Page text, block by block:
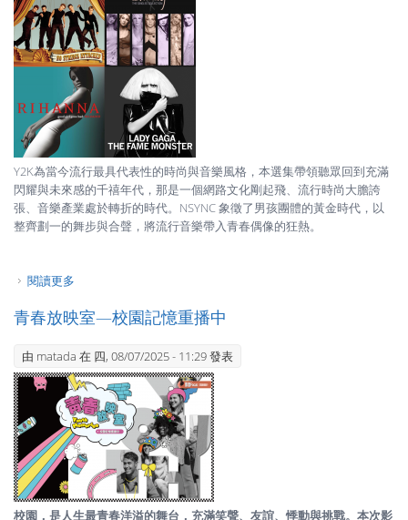
Y2K為當今流行最具代表性的時尚與音樂風格，本選集帶領聽眾回到充滿
閃耀與未來感的千禧年代，那是一個網路文化剛起飛、流行時尚大膽誇
張、音樂產業處於轉折的時代。NSYNC 象徵了男孩團體的黃金時代，以
整齊劃一的舞步與合聲，將流行音樂帶入青春偶像的狂熱。
閱讀更多
青春放映室—校園記憶重播中
由 matada 在 四, 08/07/2025 - 11:29 發表
校園，是人生最青春洋溢的舞台，充滿笑聲、友誼、悸動與挑戰。本次影